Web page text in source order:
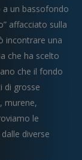
a un bassofondo
affacciato sulla
incontrare una
che ha scelto
che il fondo
di grosse
murene,
le
diverse